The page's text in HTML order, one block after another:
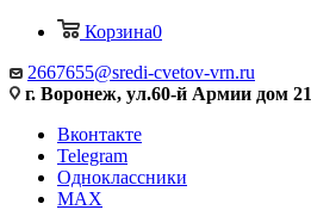
Корзина0
2667655@sredi-cvetov-vrn.ru
г. Воронеж, ул.60-й Армии дом 21
Вконтакте
Telegram
Одноклассники
MAX